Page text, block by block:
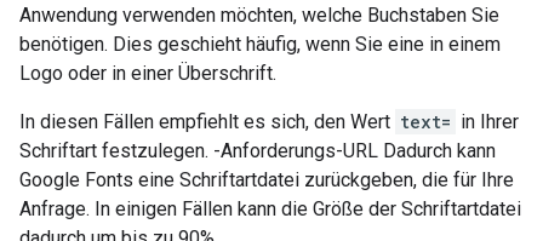
Anwendung verwenden möchten, welche Buchstaben Sie
benötigen. Dies geschieht häufig, wenn Sie eine in einem
Logo oder in einer Überschrift.
In diesen Fällen empfiehlt es sich, den Wert text= in Ihrer
Schriftart festzulegen. -Anforderungs-URL Dadurch kann
Google Fonts eine Schriftartdatei zurückgeben, die für Ihre
Anfrage. In einigen Fällen kann die Größe der Schriftartdatei